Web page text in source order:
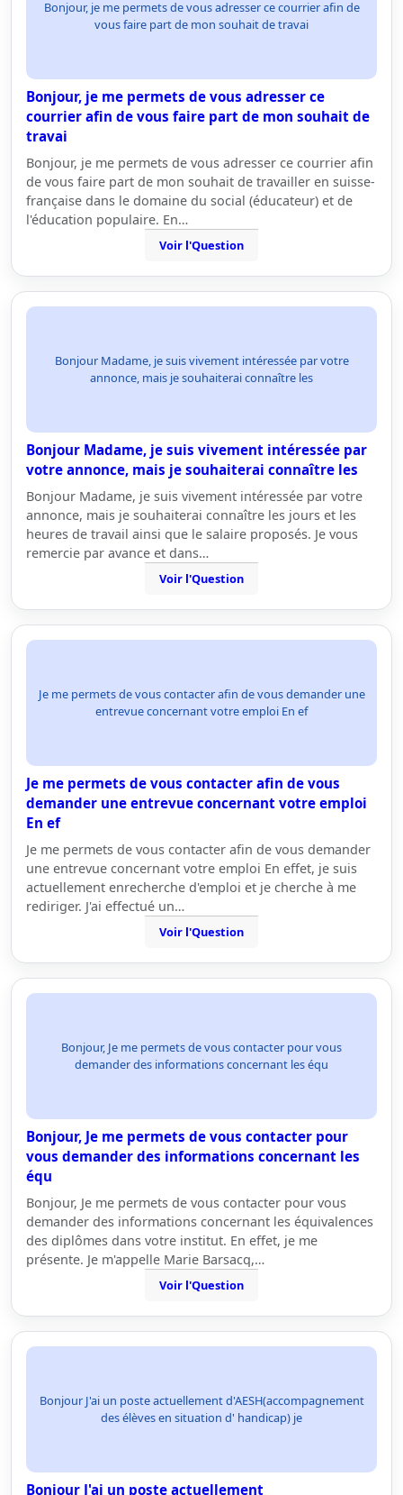
Bonjour, je me permets de vous adresser ce courrier afin de
vous faire part de mon souhait de travai
Bonjour, je me permets de vous adresser ce
courrier afin de vous faire part de mon souhait de
travai
Bonjour, je me permets de vous adresser ce courrier afin
de vous faire part de mon souhait de travailler en suisse-
française dans le domaine du social (éducateur) et de
l'éducation populaire. En…
Voir l'Question
Bonjour Madame, je suis vivement intéressée par votre
annonce, mais je souhaiterai connaître les
Bonjour Madame, je suis vivement intéressée par
votre annonce, mais je souhaiterai connaître les
Bonjour Madame, je suis vivement intéressée par votre
annonce, mais je souhaiterai connaître les jours et les
heures de travail ainsi que le salaire proposés. Je vous
remercie par avance et dans…
Voir l'Question
Je me permets de vous contacter afin de vous demander une
entrevue concernant votre emploi En ef
Je me permets de vous contacter afin de vous
demander une entrevue concernant votre emploi
En ef
Je me permets de vous contacter afin de vous demander
une entrevue concernant votre emploi En effet, je suis
actuellement enrecherche d'emploi et je cherche à me
rediriger. J'ai effectué un…
Voir l'Question
Bonjour, Je me permets de vous contacter pour vous
demander des informations concernant les équ
Bonjour, Je me permets de vous contacter pour
vous demander des informations concernant les
équ
Bonjour, Je me permets de vous contacter pour vous
demander des informations concernant les équivalences
des diplômes dans votre institut. En effet, je me
présente. Je m'appelle Marie Barsacq,…
Voir l'Question
Bonjour J'ai un poste actuellement d'AESH(accompagnement
des élèves en situation d' handicap) je
Bonjour J'ai un poste actuellement